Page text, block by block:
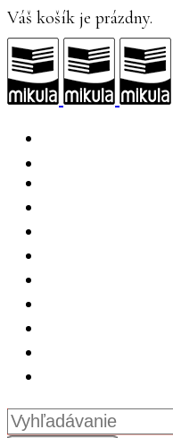
Váš košík je prázdny.